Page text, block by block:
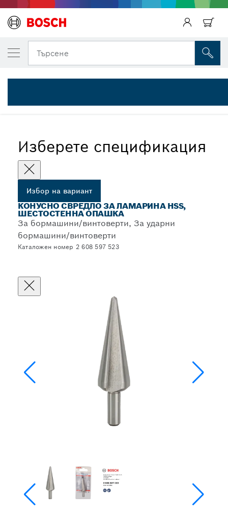
Търсене
... Конусни свредла HSS с шестостенна опашка
Изберете спецификация
Избор на вариант
КОНУСНО СВРЕДЛО ЗА ЛАМАРИНА HSS,
ШЕСТОСТЕННА ОПАШКА
За бормашини/винтоверти, За ударни
бормашини/винтоверти
Каталожен номер 2 608 597 523
ВАШИЯТ ИЗБРАН ВАРИАНТ
Свредла за пробиване на ламарина,
2 608 597 523